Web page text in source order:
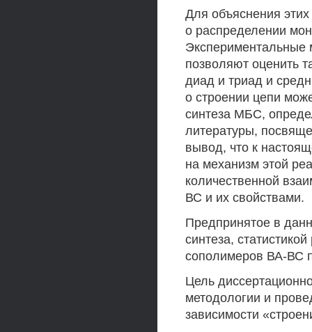
Для объяснения
о распределении
Экспериментальные
позволяют оценить
диад и триад и
о строении цепи
синтеза МБС,
литературы,
вывод, что к
на механизм этой
количественной
ВС и их свойствами.
Предпринятое в
синтеза,
сополимеров ВА-ВС
Цель
методологии и
зависимости